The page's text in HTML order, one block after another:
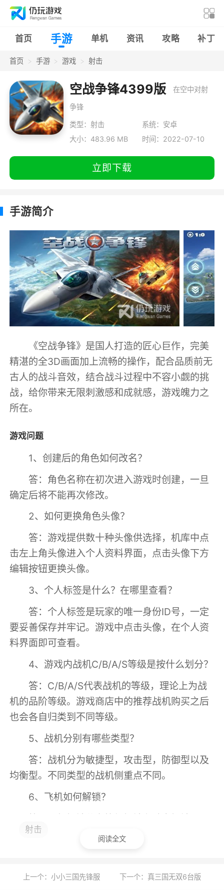
首页 手游 单机 资讯 攻略 补丁
首页 手游 游戏 射击
空战争锋4399版 在空中对射
争锋
类型：射击
系统：安卓
大小：483.96 MB
时间：2022-07-10
立即下载
手游简介
《空战争锋》是国人打造的匠心巨作，完美
精湛的全3D画面加上流畅的操作，配合品质前无
古人的战斗音效，结合战斗过程中不容小觑的挑
战，给你带来无限刺激感和成就感，游戏魄力之
所在。
游戏问题
1、创建后的角色如何改名？
答：角色名称在初次进入游戏时创建，一旦
确定后将不能再次修改。
2、如何更换角色头像？
答：游戏提供数十种头像供选择，机库中点
击左上角头像进入个人资料界面，点击头像下方
编辑按钮更换头像。
3、个人标签是什么？在哪里查看？
答：个人标签是玩家的唯一身份ID号，一定
要妥善保存并牢记。游戏中点击头像，在个人资
料界面即可查看。
4、游戏内战机C/B/A/S等级是按什么划分？
答：C/B/A/S代表战机的等级，理论上为战
机的品阶等级。游戏商店中的推荐战机购买之后
也会各自归类到不同等级。
5、战机分别有哪些类型？
答：战机分为敏捷型，攻击型，防御型以及
均衡型。不同类型的战机侧重点不同。
6、飞机如何解锁？
同级别的飞机需要在对应的竞技场赢得对应级别
7、如何开启商城功能？
射击
阅读全文
上一个：小小三国先锋服 下一个：真三国无双6台版